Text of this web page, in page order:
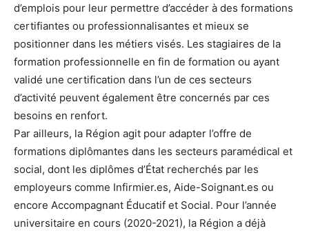
d’emplois pour leur permettre d’accéder à des formations
certifiantes ou professionnalisantes et mieux se
positionner dans les métiers visés. Les stagiaires de la
formation professionnelle en fin de formation ou ayant
validé une certification dans l’un de ces secteurs
d’activité peuvent également être concernés par ces
besoins en renfort.
Par ailleurs, la Région agit pour adapter l’offre de
formations diplômantes dans les secteurs paramédical et
social, dont les diplômes d’État recherchés par les
employeurs comme Infirmier.es, Aide-Soignant.es ou
encore Accompagnant Éducatif et Social. Pour l’année
universitaire en cours (2020-2021), la Région a déjà